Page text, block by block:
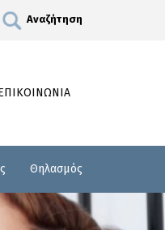
Αναζήτηση
Θηλασμός